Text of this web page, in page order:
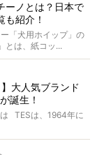
ーノとは？日本で
紹介！
「犬用ホイップ」の
とは、紙コッ...
大人気ブランド
誕生！
は TESは、1964年に